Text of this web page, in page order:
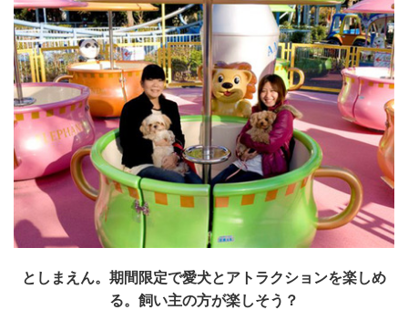
としまえん。期間限定で愛犬とアトラクションを楽しめ
る。飼い主の方が楽しそう？